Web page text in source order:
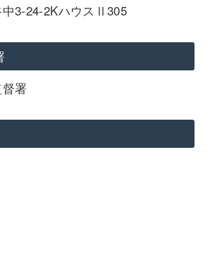
3-24-2KハウスⅡ305
署